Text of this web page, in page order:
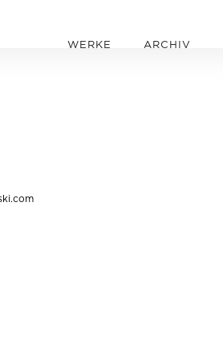
WERKE ARCHIV